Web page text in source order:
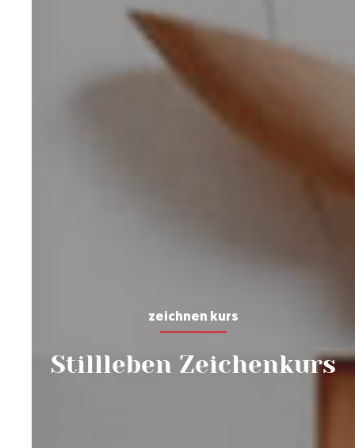
zeichnen kurs
Stillleben Zeichenkurs